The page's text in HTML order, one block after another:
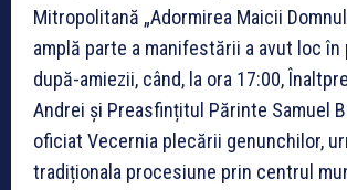
Mitropolitană „Adormirea Maicii
amplă parte a manifestării a avut loc în
după-amiezii, când, la ora 17:00,
Andrei și Preasfințitul Părinte Samuel
oficiat Vecernia plecării genunchilor,
tradiționala procesiune prin centrul